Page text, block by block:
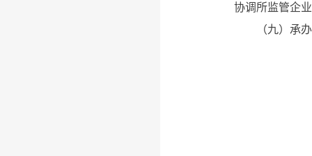
协调所监管企
（九）承办